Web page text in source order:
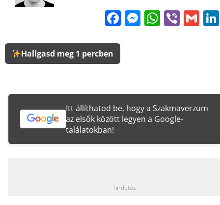
FacebookViber
Hallgasd meg 1 percben
Itt állíthatod be, hogy a Szakmaverzum
az elsők között legyen a Google-
találatokban!
hirdetés